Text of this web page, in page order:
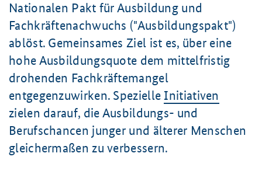
Nationalen Pakt für Ausbildung und
Fachkräftenachwuchs ("Ausbildungspakt")
ablöst. Gemeinsames Ziel ist es, über eine
hohe Ausbildungsquote dem mittelfristig
drohenden Fachkräftemangel
entgegenzuwirken. Spezielle Initiativen
zielen darauf, die Ausbildungs- und
Berufschancen junger und älterer Menschen
gleichermaßen zu verbessern.